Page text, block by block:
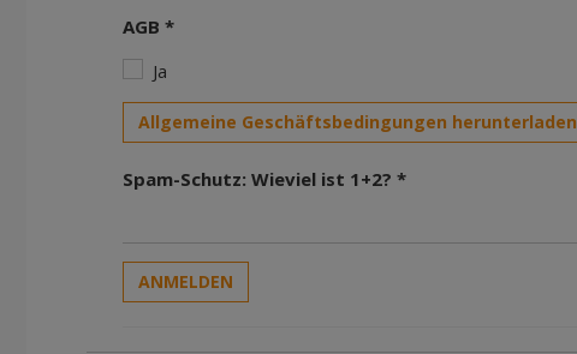
AGB *
Ja
Allgemeine Geschäftsbedingungen herunterladen
Spam-Schutz: Wieviel ist 1+2? *
ANMELDEN